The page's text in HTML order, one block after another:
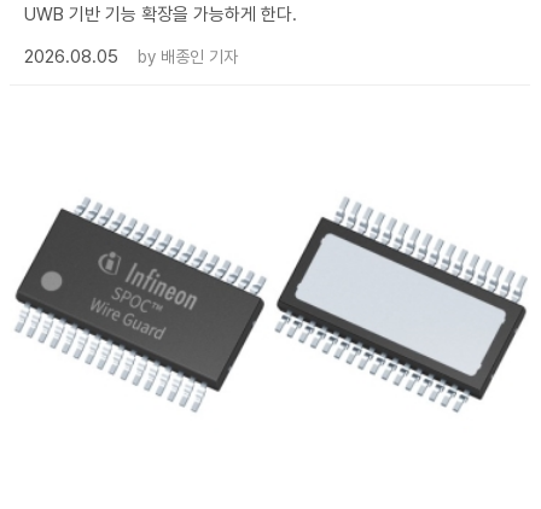
UWB 기반 기능 확장을 가능하게 한다.
2026.08.05
by 배종인 기자